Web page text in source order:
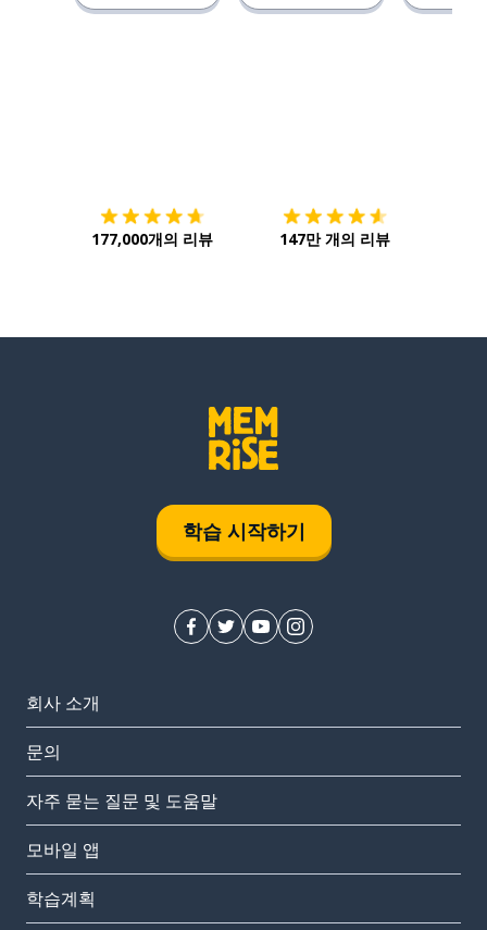
177,000개의 리뷰 147만 개의 리뷰
학습 시작하기
회사 소개
문의
자주 묻는 질문 및 도움말
모바일 앱
학습계획